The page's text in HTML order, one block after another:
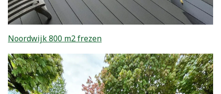
Noordwijk 800 m2 frezen